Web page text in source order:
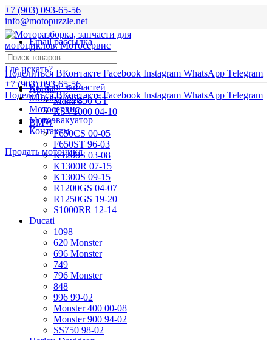
+7 (903) 093-65-56
info@motopuzzle.net
Email рассылка
Новости
Поделиться ВКонтакте Facebook Instagram WhatsApp Telegram
+7 (903) 093-65-56
Поделиться ВКонтакте Facebook Instagram WhatsApp Telegram
Где искать?
Aprilia
Mana 850 GT
RSV1000 04-10
BMW
F650CS 00-05
F650ST 96-03
K1200S 03-08
K1300R 07-15
K1300S 09-15
R1200GS 04-07
R1250GS 19-20
S1000RR 12-14
Ducati
1098
620 Monster
696 Monster
749
796 Monster
848
996 99-02
Monster 400 00-08
Monster 900 94-02
SS750 98-02
Каталог запчастей
Мотоподбор
Мотосервис
Мотоэвакуатор
Контакты
Продать мотоцикл